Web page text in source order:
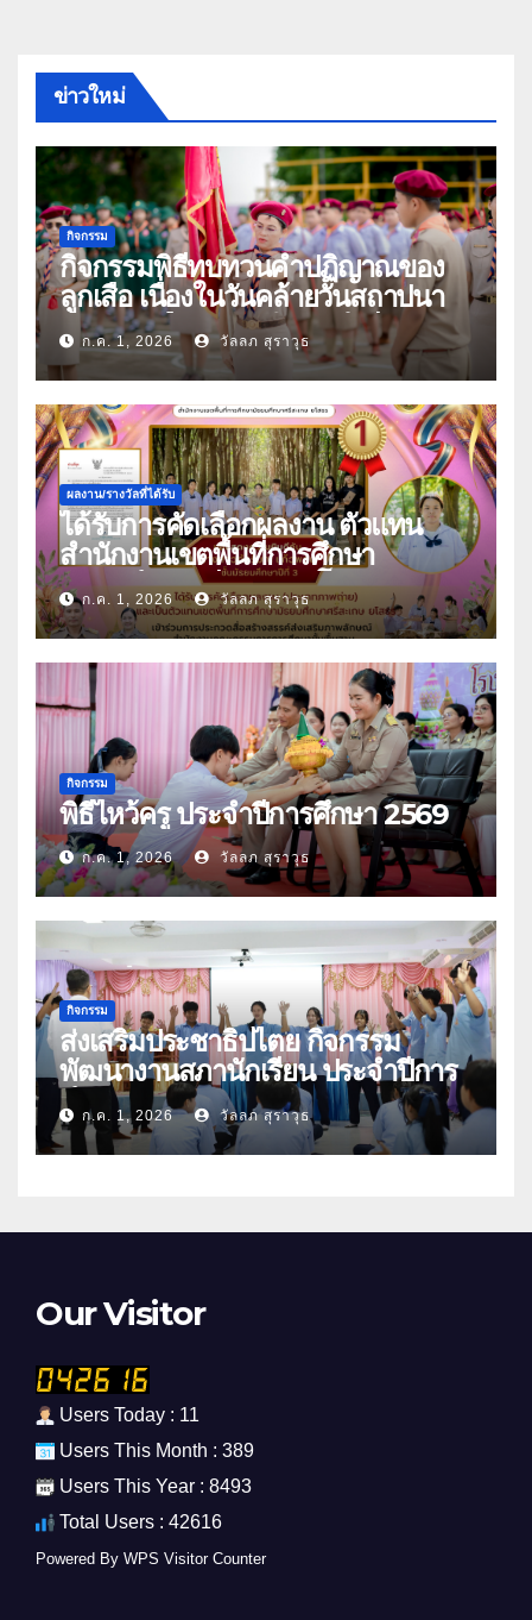
ข่าวใหม่
กิจกรรม
กิจกรรมพิธีทบทวนคำปฏิญาณของ
ลูกเสือ เนื่องในวันคล้ายวันสถาปนา
คณะลูกเสือแห่งชาติ ประจำปี 2569
ก.ค. 1, 2026 วัลลภ สุราวุธ
ผลงาน/รางวัลที่ได้รับ
ได้รับการคัดเลือกผลงาน ตัวแทน
สำนักงานเขตพื้นที่การศึกษา
มัธยมศึกษาศรีสะเกษ ยโสธร
ก.ค. 1, 2026 วัลลภ สุราวุธ
กิจกรรม
พิธีไหว้ครู ประจำปีการศึกษา 2569
ก.ค. 1, 2026 วัลลภ สุราวุธ
กิจกรรม
ส่งเสริมประชาธิปไตย กิจกรรม
พัฒนางานสภานักเรียน ประจำปีการ
ศึกษา 2569
ก.ค. 1, 2026 วัลลภ สุราวุธ
Our Visitor
Users Today : 11
Users This Month : 389
Users This Year : 8493
Total Users : 42616
Powered By WPS Visitor Counter